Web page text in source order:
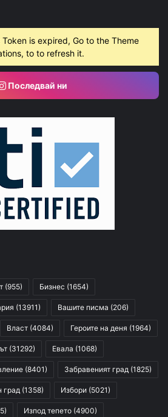
is expired, Go to the Theme
to to refresh it.
Последвай ни
(955) Бизнес (1654)
(13911) Вашите писма (206)
Власт (4084) Героите на деня (1964)
(31292) Евала (1068)
(8401) Забравеният град (1825)
град (1358) Избори (5021)
Изпод тепето (4900)